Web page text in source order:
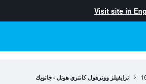
Visit site in
ترايفيلز ووترهول كانتري هوتل - جاتويك